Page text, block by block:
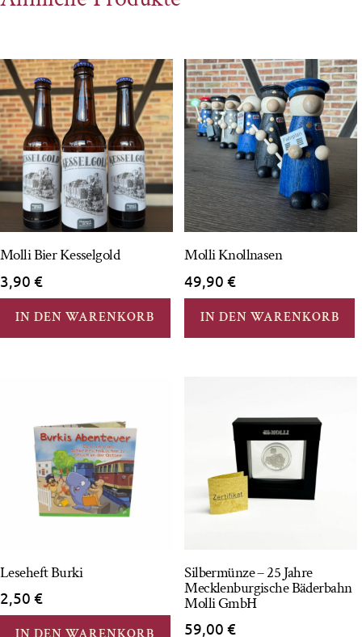
Molli Bier Kesselgold
3,90 €
IN DEN WARENKORB
Molli Knollnasen
49,90€
IN DEN WARENKORB
Leseheft Burki
2,50 €
Silbermünze – 25 Jahre
Mecklenburgische Bäderbahn
Molli GmbH
59,00€